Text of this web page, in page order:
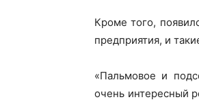
Кроме того,
предприятия, и
«Пальмовое и
очень интересный